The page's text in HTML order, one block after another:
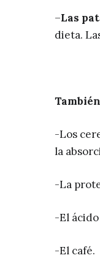
–Las
dieta.
-Los
la
-La
-El
-El café.